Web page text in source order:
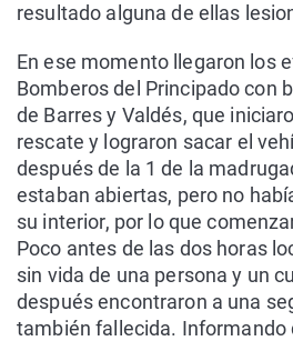
resultado alguna de ellas
En ese momento llegaron los
Bomberos del Principado con
de Barres y Valdés, que
rescate y lograron sacar el
después de la 1 de la
estaban abiertas, pero no
su interior, por lo que
Poco antes de las dos horas
sin vida de una persona y un
después encontraron a una
también fallecida. Informando